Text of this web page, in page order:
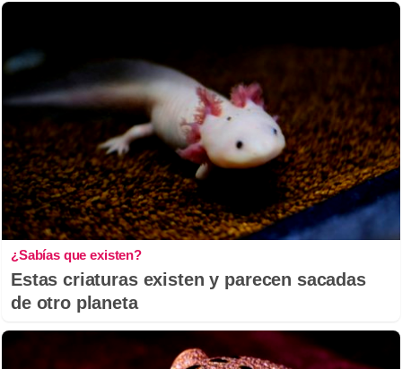
¿Sabías que existen?
Estas criaturas existen y parecen sacadas
de otro planeta